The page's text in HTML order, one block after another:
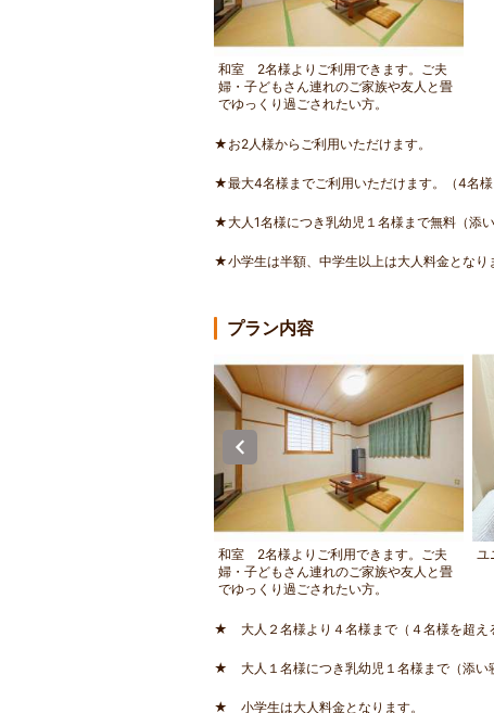
和室 2名様よりご利用できます。ご夫
婦・子どもさん連れのご家族や友人と畳
でゆっくり過ごされたい方。
★お2人様からご利用いただけます。
★最大4名様までご利用いただけます。（4名様
★大人1名様につき乳幼児１名様まで無料（添い
★小学生は半額、中学生以上は大人料金となり
プラン内容
和室 2名様よりご利用できます。ご夫
婦・子どもさん連れのご家族や友人と畳
でゆっくり過ごされたい方。
ユ
★ 大人２名様より４名様まで（４名様を超え
★ 大人１名様につき乳幼児１名様まで（添い
★ 小学生は大人料金となります。